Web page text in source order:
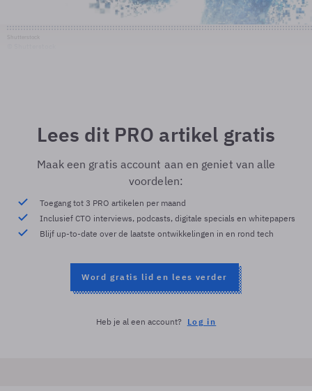
Lees dit PRO artikel gratis
Maak een gratis account aan en geniet van alle
voordelen:
Toegang tot 3 PRO artikelen per maand
Inclusief CTO interviews, podcasts, digitale specials en whitepapers
Blijf up-to-date over de laatste ontwikkelingen in en rond tech
Word gratis lid en lees verder
Heb je al een account? Log in